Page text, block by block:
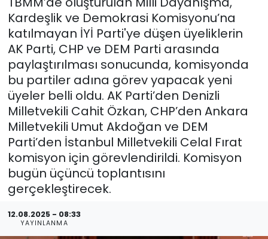
Kardeşlik ve Demokrasi Komisyonu’na
katılmayan İYİ Parti'ye düşen üyeliklerin
AK Parti, CHP ve DEM Parti arasında
paylaştırılması sonucunda, komisyonda
bu partiler adına görev yapacak yeni
üyeler belli oldu. AK Parti’den Denizli
Milletvekili Cahit Özkan, CHP’den Ankara
Milletvekili Umut Akdoğan ve DEM
Parti’den İstanbul Milletvekili Celal Fırat
komisyon için görevlendirildi. Komisyon
bugün üçüncü toplantısını
gerçekleştirecek.
12.08.2025 - 08:33
YAYINLANMA
Son Dakika Haberleri
Haber Arşivi